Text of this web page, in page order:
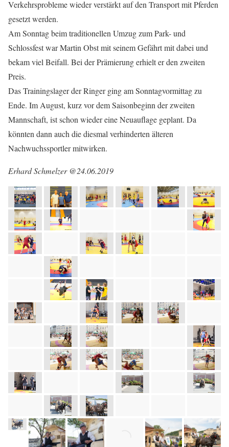
Verkehrsprobleme wieder verstärkt auf den Transport mit Pferden
gesetzt werden.
Am Sonntag beim traditionellen Umzug zum Park- und
Schlossfest war Martin Obst mit seinem Gefährt mit dabei und
bekam viel Beifall. Bei der Prämierung erhielt er den zweiten
Preis.
Das Trainingslager der Ringer ging am Sonntagvormittag zu
Ende. Im August, kurz vor dem Saisonbeginn der zweiten
Mannschaft, ist schon wieder eine Neuauflage geplant. Da
könnten dann auch die diesmal verhinderten älteren
Nachwuchssportler mitwirken.
Erhard Schmelzer @24.06.2019